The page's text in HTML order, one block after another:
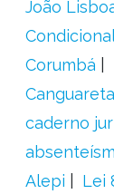
João
Corumbá
caderno
Alepi
Lei